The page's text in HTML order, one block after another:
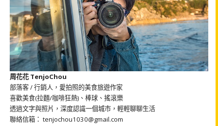
周花花 TenjoChou
部落客 / 行銷人，愛拍照的美食旅遊作家
喜歡美食(拉麵/咖啡狂熱)、棒球、搖滾樂
透過文字與照片，深度認識一個城市，輕輕聊聊生活
聯絡信箱： tenjochou1030@gmail.com